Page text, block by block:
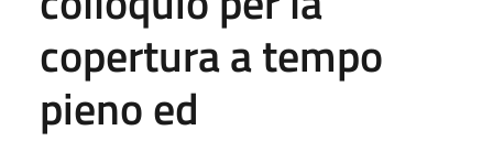
copertura a tempo
pieno ed